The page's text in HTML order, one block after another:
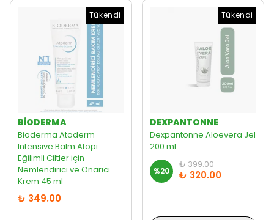
Tükendi
BIODERMA
Bioderma Atoderm
Intensive Balm Atopi
Eğilimli Ciltler için
Nemlendirici ve Onarıcı
Krem 45 ml
₺ 349.00
Tükendi
DEXPANTONNE
Dexpantonne Aloevera Jel
200 ml
%20
₺ 399.00
₺ 320.00